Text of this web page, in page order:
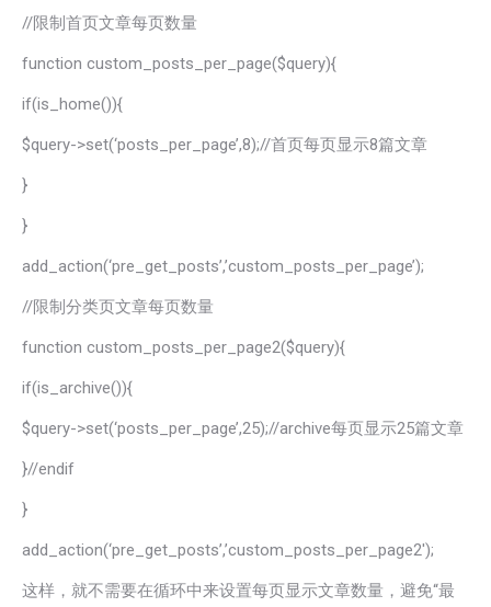
//限制首页文章每页数量
function custom_posts_per_page($query){
if(is_home()){
$query->set(‘posts_per_page’,8);//首页每页显示8篇文章
}
}
add_action(‘pre_get_posts’,’custom_posts_per_page’);
//限制分类页文章每页数量
function custom_posts_per_page2($query){
if(is_archive()){
$query->set(‘posts_per_page’,25);//archive每页显示25篇文章
}//endif
}
add_action(‘pre_get_posts’,’custom_posts_per_page2′);
这样，就不需要在循环中来设置每页显示文章数量，避免“最